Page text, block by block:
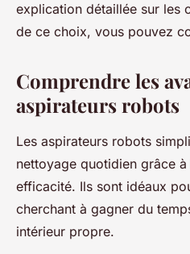
explication détaillée sur les
de ce choix, vous pouvez
Comprendre les
aspirateurs robots
Les aspirateurs robots
nettoyage quotidien grâce
efficacité. Ils sont idéaux
cherchant à gagner du
intérieur propre.